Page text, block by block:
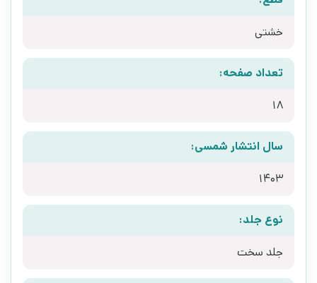
خشتی
تعداد صفحه:
18
سال انتشار شمسی:
1403
نوع جلد:
جلد سخت